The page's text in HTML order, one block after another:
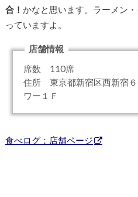
合！ かなと思います。ラーメン
っていますよ。
店舗情報
席数 110席
住所 東京都新宿区西新宿６
ワー１Ｆ
食べログ：店舗ページ